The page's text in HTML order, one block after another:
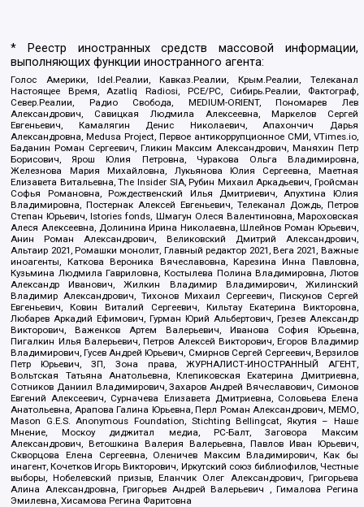
* Реестр иностранных средств массовой информации,
выполняющих функции иностранного агента:
Голос Америки, Idel.Реалии, Кавказ.Реалии, Крым.Реалии, Телеканал
Настоящее Время, Azatliq Radiosi, PCE/PC, Сибирь.Реалии, Фактограф,
Север.Реалии, Радио Свобода, MEDIUM-ORIENT, Пономарев Лев
Александрович, Савицкая Людмила Алексеевна, Маркелов Сергей
Евгеньевич, Камалягин Денис Николаевич, Апахончич Дарья
Александровна, Medusa Project, Первое антикоррупционное СМИ, VTimes.io,
Баданин Роман Сергеевич, Гликин Максим Александрович, Маняхин Петр
Борисович, Ярош Юлия Петровна, Чуракова Ольга Владимировна,
Железнова Мария Михайловна, Лукьянова Юлия Сергеевна, Маетная
Елизавета Витальевна, The Insider SIA, Рубин Михаил Аркадьевич, Гройсман
Софья Романовна, Рождественский Илья Дмитриевич, Апухтина Юлия
Владимировна, Постернак Алексей Евгеньевич, Телеканал Дождь, Петров
Степан Юрьевич, Istories fonds, Шмагун Олеся Валентиновна, Мароховская
Алеся Алексеевна, Долинина Ирина Николаевна, Шлейнов Роман Юрьевич,
Анин Роман Александрович, Великовский Дмитрий Александрович,
Альтаир 2021, Ромашки монолит, Главный редактор 2021, Вега 2021, Важные
иноагенты, Каткова Вероника Вячеславовна, Карезина Инна Павловна,
Кузьмина Людмила Гавриловна, Костылева Полина Владимировна, Лютов
Александр Иванович, Жилкин Владимир Владимирович, Жилинский
Владимир Александрович, Тихонов Михаил Сергеевич, Пискунов Сергей
Евгеньевич, Ковин Виталий Сергеевич, Кильтау Екатерина Викторовна,
Любарев Аркадий Ефимович, Гурман Юрий Альбертович, Грезев Александр
Викторович, Важенков Артем Валерьевич, Иванова София Юрьевна,
Пигалкин Илья Валерьевич, Петров Алексей Викторович, Егоров Владимир
Владимирович, Гусев Андрей Юрьевич, Смирнов Сергей Сергеевич, Верзилов
Петр Юрьевич, ЗП, Зона права, ЖУРНАЛИСТ-ИНОСТРАННЫЙ АГЕНТ,
Вольтская Татьяна Анатольевна, Клепиковская Екатерина Дмитриевна,
Сотников Даниил Владимирович, Захаров Андрей Вячеславович, Симонов
Евгений Алексеевич, Сурначева Елизавета Дмитриевна, Соловьева Елена
Анатольевна, Арапова Галина Юрьевна, Перл Роман Александрович, МЕМО,
Mason G.E.S. Anonymous Foundation, Stichting Bellingcat, Якутия – Наше
Мнение, Москоу диджитал медиа, РС-Балт, Заговора Максим
Александрович, Ветошкина Валерия Валерьевна, Павлов Иван Юрьевич,
Скворцова Елена Сергеевна, Оленичев Максим Владимирович, Как бы
инагент, Кочетков Игорь Викторович, Иркутский союз библиофилов, Честные
выборы, Нобелевский призыв, Еланчик Олег Александрович, Григорьева
Алина Александровна, Григорьев Андрей Валерьевич , Гималова Регина
Эмилевна, Хисамова Регина Фаритовна